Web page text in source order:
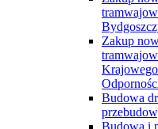
Zakup
Budowa
Budowa i